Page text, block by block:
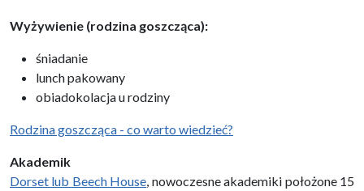
Wyżywienie (rodzina goszcząca):
śniadanie
lunch pakowany
obiadokolacja u rodziny
Rodzina goszcząca - co warto wiedzieć?
Akademik
Dorset lub Beech House , nowoczesne akademiki położone 15